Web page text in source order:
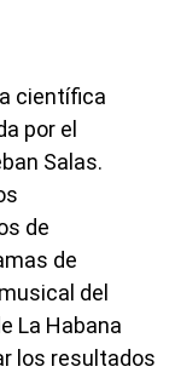
científica
por el
Salas.
de
de
del
La Habana
los resultados